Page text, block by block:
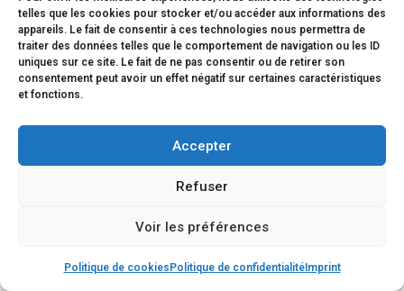
telles que les cookies pour stocker et/ou accéder aux informations des
appareils. Le fait de consentir à ces technologies nous permettra de
traiter des données telles que le comportement de navigation ou les ID
uniques sur ce site. Le fait de ne pas consentir ou de retirer son
consentement peut avoir un effet négatif sur certaines caractéristiques
et fonctions.
Accepter
Refuser
Voir les préférences
Politique de cookies Politique de confidentialitéImprint